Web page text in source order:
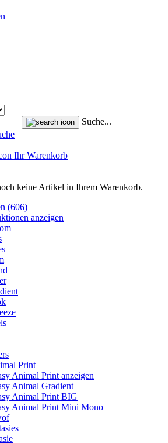
Suche...
Ihr Warenkorb
keine Artikel in Ihrem Warenkorb.
(606)
anzeigen
Print
Animal Print anzeigen
Animal Gradient
Animal Print BIG
Animal Print Mini Mono